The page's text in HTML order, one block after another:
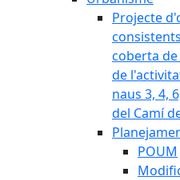
Projecte
coberta
de
naus 3, 4,
del Camí
POUM